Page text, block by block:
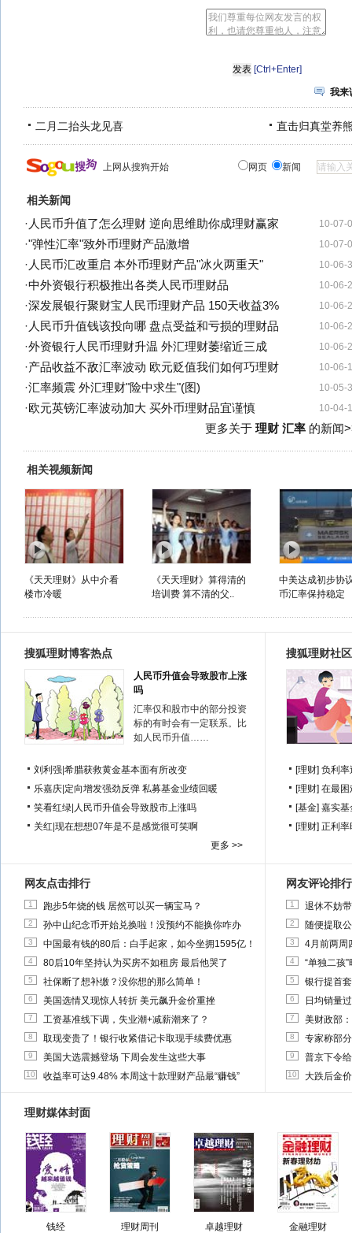
[Ctrl+Enter]
我来
二月二抬头龙见喜 直击归真堂养
上网从搜狗开始 网页 新闻
相关新闻
10-07-
· 人民币升值了怎么理财 逆向思维助你成理财赢家
10-07-
·"弹性汇率"致外币理财产品激增
10-06-
· 人民币汇改重启 本外币理财产品"冰火两重天"
10-06-
·中外资银行积极推出各类人民币理财品
10-06-
·深发展银行聚财宝人民币理财产品 150天收益3%
10-06-
· 人民币升值钱该投向哪 盘点受益和亏损的理财品
10-06-
·外资银行人民币理财升温 外汇理财萎缩近三成
10-06-
·产品收益不敌汇率波动 欧元贬值我们如何巧理财
10-05-
·汇率频震 外汇理财"险中求生"(图)
10-04-
·欧元英镑汇率波动加大 买外币理财品宜谨慎
更多关于 理财 汇率的新闻
相关视频新闻
《天天理财》从中介看
楼市冷暖
《天天理财》算得清的
培训费 算不清的父..
中美达成初步协
币汇率保持稳定
搜狐理财博客热点
人民币升值会导致股市上涨
吗
汇率仅和股市中的部分投资
标的有时会有一定联系。比
如人民币升值……
刘利强 希腊获救黄金基本面有所改变
乐嘉庆 定向增发强劲反弹 私募基金业绩回暖
笑看红绿 人民币升值会导致股市上涨吗
关红 现在想想07年是不是感觉很可笑啊
更多 >>
搜狐理财社
[理财] 负利率
[理财] 在最困
[基金] 嘉实基
[理财] 正利率
网友点击排行
1 跑步5年烧的钱 居然可以买一辆宝马？
2 孙中山纪念币开始兑换啦！没预约不能换你咋办
3 中国最有钱的80后：白手起家，如今坐拥1595亿！
4 80后10年坚持认为买房不如租房 最后他哭了
5 社保断了想补缴？没你想的那么简单！
6 美国选情又现惊人转折 美元飙升金价重挫
7 工资基准线下调，失业潮+减薪潮来了？
8 取现变贵了！银行收紧借记卡取现手续费优惠
9 美国大选震撼登场 下周会发生这些大事
10 收益率可达9.48% 本周这十款理财产品最“赚钱”
网友评论排行
1 退休不妨
2 随便提取
3 4月前两周
4 “单独二孩
5 银行提首
6 日均销量
7 美财政部
8 专家称部
9 普京下令
10 大跌后金
理财媒体封面
钱经 理财周刊 卓越理财 金融理财